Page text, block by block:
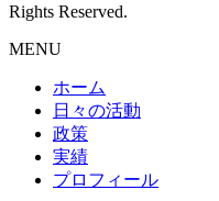
Rights Reserved.
MENU
ホーム
日々の活動
政策
実績
プロフィール